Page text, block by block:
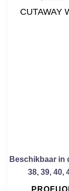
Beschikbaar in
38, 39, 40,